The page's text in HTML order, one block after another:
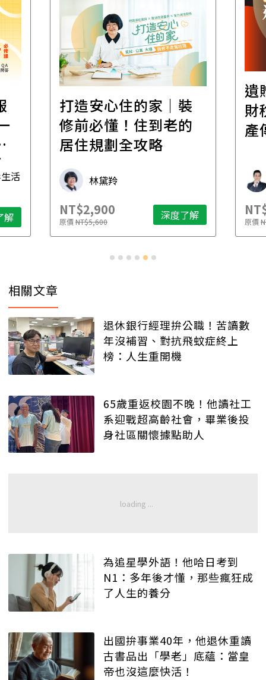
活
解
打造安心住的家｜裝
修前必懂！住到老的
居住規劃全攻略
林黛羚
NT$2,900
原價NT$5,600 深度了解
遺
財
產
原價
相關文章
退休銀行經理拚公職！苦讀數
年沒補習、對抗飛蚊症終上
榜：人生重開機
65歲重返校園不晚！他讀社工
系迎戰超高齡社會，畢業後投
身社區關懷據點助人
為追星學外語！他哈日考到
N1：多年後才懂，那些瘋狂成
了人生的養分
出國拚事業40年，他退休重讀
古書品出「學老」底蘊：當皇
帝也沒這麼快活！